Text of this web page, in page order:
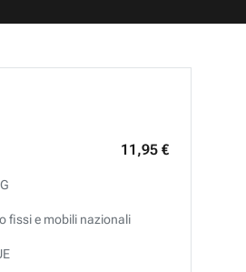
11,95 €
fissi e mobili nazionali